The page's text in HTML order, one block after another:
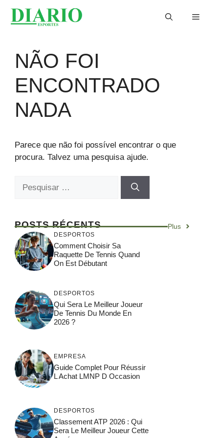
Menu
NÃO FOI
ENCONTRADO
NADA
Parece que não foi possível encontrar o que
procura. Talvez uma pesquisa ajude.
POSTS RÉCENTS Plus
DESPORTOS
Comment Choisir Sa
Raquette De Tennis Quand
On Est Débutant
DESPORTOS
Qui Sera Le Meilleur Joueur
De Tennis Du Monde En
2026 ?
EMPRESA
Guide Complet Pour Réussir
L Achat LMNP D Occasion
DESPORTOS
Classement ATP 2026 : Qui
Sera Le Meilleur Joueur Cette